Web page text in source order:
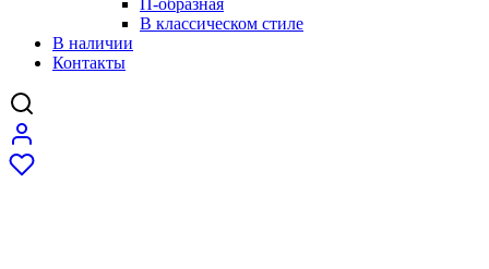
П-образная
В классическом стиле
В наличии
Контакты